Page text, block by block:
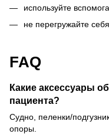
используйте
не перегружайте
FAQ
Какие аксессуары
пациента?
Судно, пеленки/
опоры.